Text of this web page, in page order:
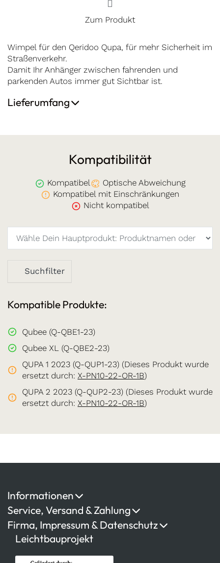
Zum Produkt
Wimpel für den Qeridoo Qupa, für mehr Sicherheit im
Straßenverkehr.
Damit Ihr Anhänger zwischen fahrenden und
parkenden Autos immer gut Sichtbar ist.
Lieferumfang
Kompatibilität
Kompatibel
Optische Abweichung
Kompatibel mit Einschränkungen
Nicht kompatibel
Suchfilter
Kompatible Produkte:
Qubee (Q-QBE1-23)
Qubee XL (Q-QBE2-23)
QUPA 1 2023 (Q-QUP1-23) (Dieses Produkt wurde
ersetzt durch: X-PN10-22-OR-1B)
QUPA 2 2023 (Q-QUP2-23) (Dieses Produkt wurde
ersetzt durch: X-PN10-22-OR-1B)
Informationen
Service, Versand & Zahlung
Firma, Impressum & Datenschutz
Leichtbauprojekt